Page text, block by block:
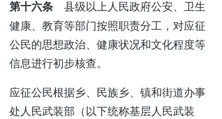
第十六条 县级以上人民政府公安、卫生
健康、教育等部门按照职责分工，对应征
公民的思想政治、健康状况和文化程度等
信息进行初步核查。
应征公民根据乡、民族乡、镇和街道办事
处人民武装部（以下统称基层人民武装